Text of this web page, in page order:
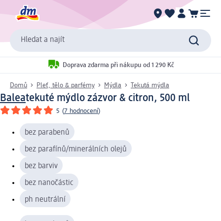
Hledat a najít
Doprava zdarma při nákupu od 1 290 Kč
Domů Pleť, tělo & parfémy Mýdla Tekutá mýdla
Baleatekuté mýdlo zázvor & citron, 500 ml
5 (7 hodnocení)
bez parabenů
bez parafínů/minerálních olejů
bez barviv
bez nanočástic
ph neutrální